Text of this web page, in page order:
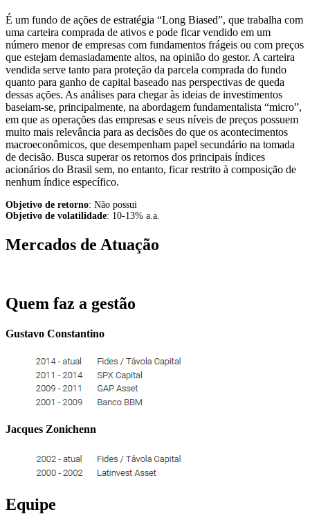
É um fundo de ações de estratégia “Long Biased”, que trabalha com
uma carteira comprada de ativos e pode ficar vendido em um
número menor de empresas com fundamentos frágeis ou com preços
que estejam demasiadamente altos, na opinião do gestor. A carteira
vendida serve tanto para proteção da parcela comprada do fundo
quanto para ganho de capital baseado nas perspectivas de queda
dessas ações. As análises para chegar às ideias de investimentos
baseiam-se, principalmente, na abordagem fundamentalista “micro”,
em que as operações das empresas e seus níveis de preços possuem
muito mais relevância para as decisões do que os acontecimentos
macroeconômicos, que desempenham papel secundário na tomada
de decisão. Busca superar os retornos dos principais índices
acionários do Brasil sem, no entanto, ficar restrito à composição de
nenhum índice específico.
Objetivo de retorno: Não possui
Objetivo de volatilidade: 10-13% a.a.
Mercados de Atuação
Quem faz a gestão
Gustavo Constantino
Jacques Zonichenn
Equipe